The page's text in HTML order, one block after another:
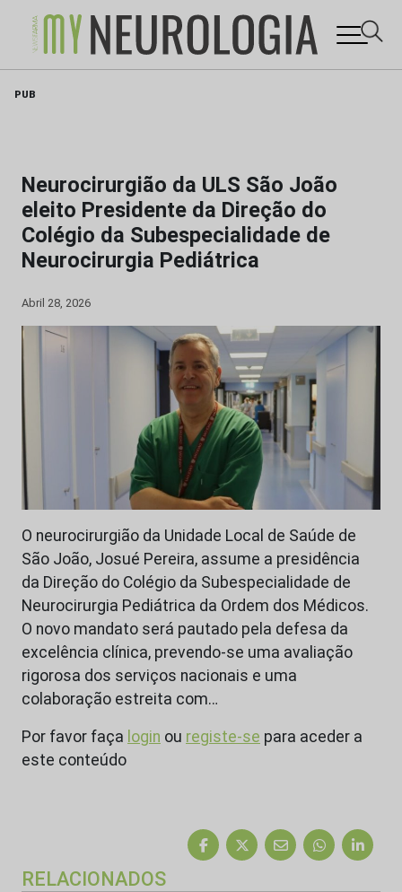
PUB
Neurocirurgião da ULS São João
eleito Presidente da Direção do
Colégio da Subespecialidade de
Neurocirurgia Pediátrica
Abril 28, 2026
O neurocirurgião da Unidade Local de Saúde de
São João, Josué Pereira, assume a presidência
da Direção do Colégio da Subespecialidade de
Neurocirurgia Pediátrica da Ordem dos Médicos.
O novo mandato será pautado pela defesa da
excelência clínica, prevendo-se uma avaliação
rigorosa dos serviços nacionais e uma
colaboração estreita com…
Por favor faça login ou registe-se para aceder a
este conteúdo
RELACIONADOS